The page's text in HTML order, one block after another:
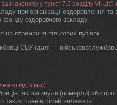
у пункті 7.5 розділу VІІ цієї
при організації оздоровлення та
фонду оздоровчого закладу.
на отримання пільгових путівок
СБУ (далі —
від їх віку).
які загинули (померли) або
таких членів сімей належать: